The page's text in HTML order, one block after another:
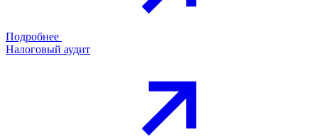
Подробнее
Налоговый аудит